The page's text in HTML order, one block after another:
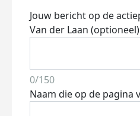
Jouw bericht op de
Van der Laan (optioneel)
0/150
Naam die op de pagina